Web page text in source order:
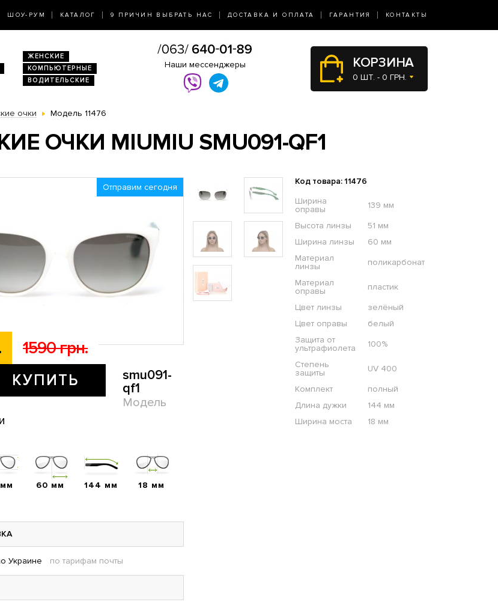
ШОУ-РУМ КАТАЛОГ 9 ПРИЧИН ВЫБРАТЬ НАС ДОСТАВКА И ОПЛАТА ГАРАНТИЯ КОНТАКТЫ
ЖЕНСКИЕ
КОМПЬЮТЕРНЫЕ
ВОДИТЕЛЬСКИЕ
Наши мессенджеры КОРЗИНА
0 ШТ. - 0 ГРН.
очки Модель 11476
ОЧКИ MIUMIU SMU091-QF1
Отправим сегодня
1590 грн.
КУПИТЬ
smu091-
qf1
Модель
Код товара: 11476
Ширина
оправы
139 мм
Высота линзы
51 мм
Ширина линзы
60 мм
Материал
линзы
поликарбонат
Материал
оправы
пластик
Цвет линзы
зелёный
Цвет оправы
белый
Защита от
ультрафиолета
100%
Степень
защиты
UV 400
Комплект
полный
Длина дужки
144 мм
Ширина моста
18 мм
60 мм 144 мм 18 мм
Украине по тарифам почты